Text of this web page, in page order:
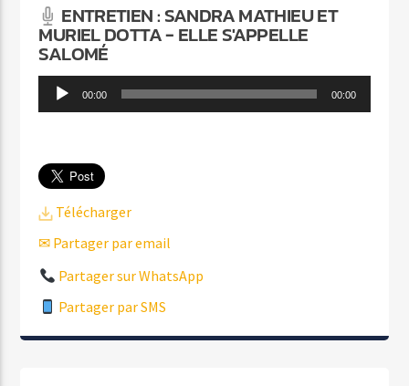
ENTRETIEN : SANDRA MATHIEU ET
MURIEL DOTTA - ELLE S'APPELLE
SALOMÉ
Lecteur
audio
00:00 00:00
Télécharger
✉ Partager par email
Partager sur WhatsApp
Partager par SMS